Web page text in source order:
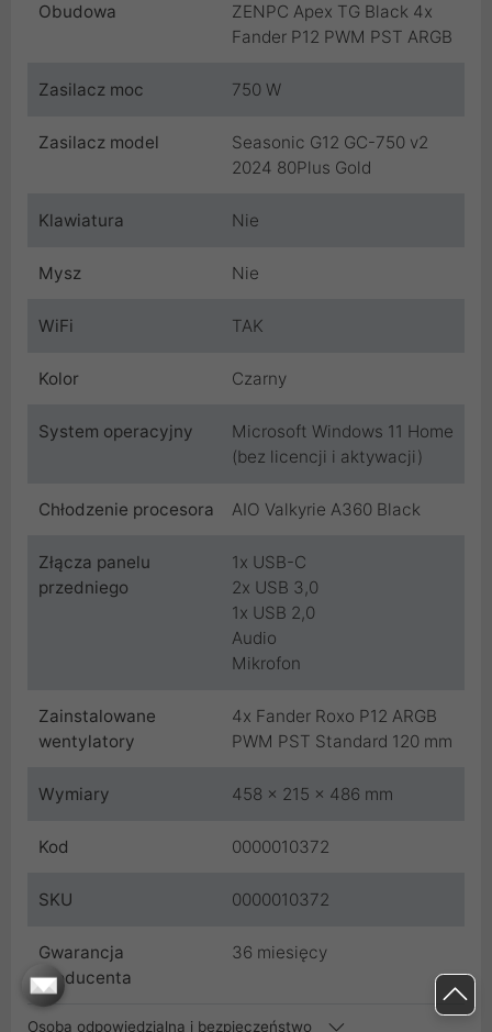
Obudowa
ZENPC Apex TG Black 4x
Fander P12 PWM PST ARGB
Zasilacz moc 750 W
Zasilacz model
Seasonic G12 GC-750 v2
2024 80Plus Gold
Klawiatura Nie
Mysz Nie
WiFi TAK
Kolor Czarny
System operacyjny
Microsoft Windows 11 Home
(bez licencji i aktywacji)
Chłodzenie procesora AIO Valkyrie A360 Black
Złącza panelu
przedniego
1x USB-C
2x USB 3,0
1x USB 2,0
Audio
Mikrofon
Zainstalowane
wentylatory
4x Fander Roxo P12 ARGB
PWM PST Standard 120 mm
Wymiary 458 x 215 x 486 mm
Kod 0000010372
SKU 0000010372
Gwarancja
producenta
36 miesięcy
Osoba odpowiedzialna i bezpieczeństwo